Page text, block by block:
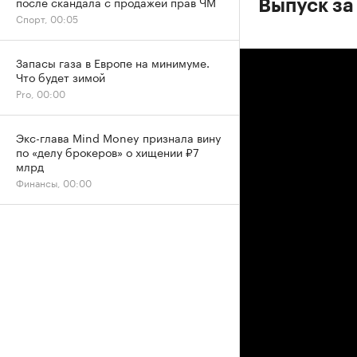
Выпуск
Спорт, 00:05
Запасы газа в Европе на минимуме.
Что будет зимой
Pro, 00:00
Экс-глава Mind Money признала вину
по «делу брокеров» о хищении ₽7
млрд
Финансы, 00:00